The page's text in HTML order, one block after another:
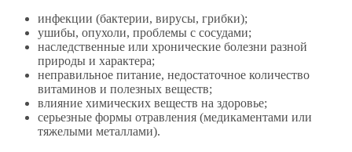
инфекции (бактерии, вирусы, грибки);
ушибы, опухоли, проблемы с сосудами;
наследственные или хронические болезни разной
природы и характера;
неправильное питание, недостаточное количество
витаминов и полезных веществ;
влияние химических веществ на здоровье;
серьезные формы отравления (медикаментами или
тяжелыми металлами).